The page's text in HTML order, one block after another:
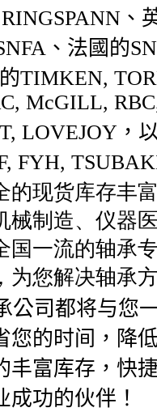
、
、法國的
TIMKEN,
McGILL,
LOVEJOY ，
FYH,
的现货库存丰
械制造、仪器
国一流的轴承
为您解决轴承
司都将与您
您的时间，降
丰富库存，快
功的伙伴！